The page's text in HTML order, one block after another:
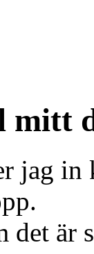
mitt
jag
det är